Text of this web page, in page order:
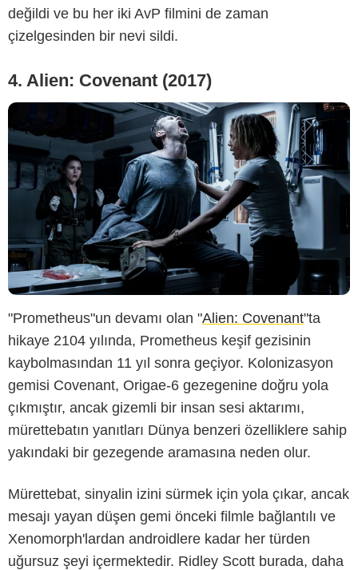
değildi ve bu her iki AvP filmini de zaman
çizelgesinden bir nevi sildi.
4. Alien: Covenant (2017)
"Prometheus"un devamı olan "Alien: Covenant"ta
hikaye 2104 yılında, Prometheus keşif gezisinin
kaybolmasından 11 yıl sonra geçiyor. Kolonizasyon
gemisi Covenant, Origae-6 gezegenine doğru yola
çıkmıştır, ancak gizemli bir insan sesi aktarımı,
mürettebatın yanıtları Dünya benzeri özelliklere sahip
yakındaki bir gezegende aramasına neden olur.
Mürettebat, sinyalin izini sürmek için yola çıkar, ancak
mesajı yayan düşen gemi önceki filmle bağlantılı ve
Xenomorph'lardan androidlere kadar her türden
uğursuz şeyi içermektedir. Ridley Scott burada, daha